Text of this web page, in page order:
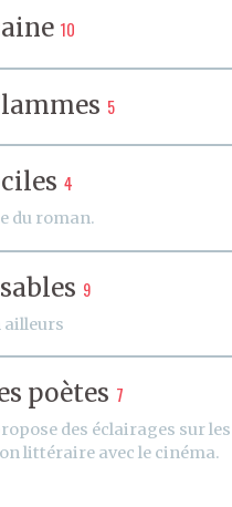
10
5
4
du roman.
9
ailleurs
poètes 7
des éclairages sur les
littéraire avec le cinéma.